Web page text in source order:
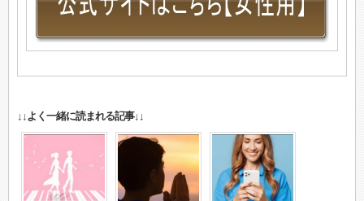
↓↓よく一緒に読まれる記事↓↓